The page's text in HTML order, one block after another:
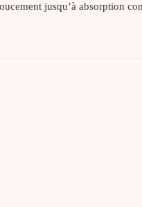
jusqu’à absorption